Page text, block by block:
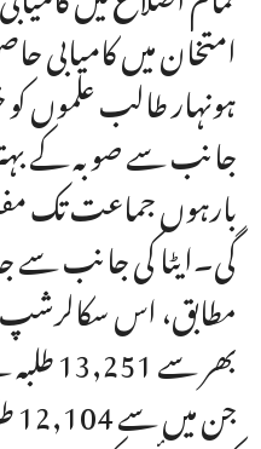
ہونہار طالب علموں
جانب سے صوبہ کے
بارہوں جماعت تک
گی۔ایٹا کی جانب سے
مطابق، اس
بھر